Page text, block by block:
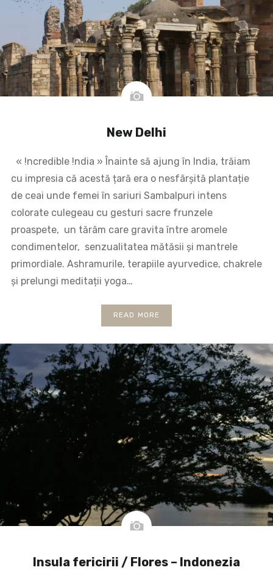
New Delhi
« !ncredible !ndia » Înainte să ajung în India, trăiam
cu impresia că acestă țară era o nesfârșită plantație
de ceai unde femei în sariuri Sambalpuri intens
colorate culegeau cu gesturi sacre frunzele
proaspete, un tărâm care gravita între aromele
condimentelor, senzualitatea mătăsii și mantrele
primordiale. Ashramurile, terapiile ayurvedice, chakrele
și prelungi meditații yoga…
READ MORE
Insula fericirii / Flores – Indonezia